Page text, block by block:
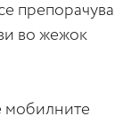
препорачува
во жежок
мобилните